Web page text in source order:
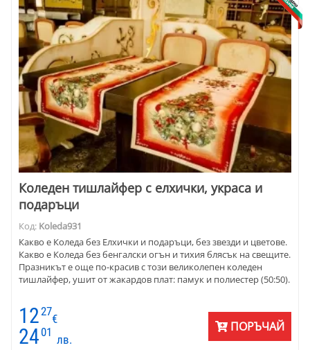
Коледен тишлайфер с елхички, украса и
подаръци
Код: Koleda931
Какво е Коледа без Елхички и подаръци, без звезди и цветове.
Какво е Коледа без бенгалски огън и тихия блясък на свещите.
Празникът е още по-красив с този великолепен коледен
тишлайфер, ушит от жакардов плат: памук и полиестер (50:50).
1227
€
24 01
лв.
ПОРЪЧАЙ